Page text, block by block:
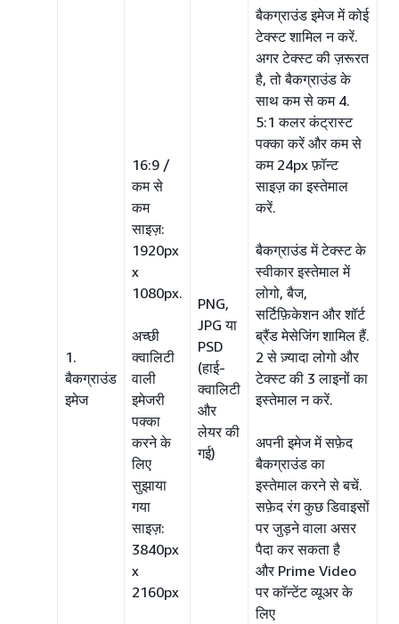
1.
बैकग्राउंड
इमेज
16:9 /
कम से
कम
साइज़:
1920px
x
1080px.
अच्छी
क्वालिटी
वाली
इमेजरी
पक्का
करने के
लिए
सुझाया
गया
साइज़:
3840px
x
2160px
PNG,
JPG या
PSD
(हाई-
क्वालिटी
और
लेयर की
गई)
बैकग्राउंड इमेज में कोई
टेक्स्ट शामिल न करें.
अगर टेक्स्ट की ज़रूरत
है, तो बैकग्राउंड के
साथ कम से कम 4.
5:1 कलर कंट्रास्ट
पक्का करें और कम से
कम 24px फ़ॉन्ट
साइज़ का इस्तेमाल
करें.
बैकग्राउंड में टेक्स्ट के
स्वीकार इस्तेमाल में
लोगो, बैज,
सर्टिफ़िकेशन और शॉर्ट
ब्रैंड मेसेजिंग शामिल हैं.
2 से ज़्यादा लोगो और
टेक्स्ट की 3 लाइनों का
इस्तेमाल न करें.
अपनी इमेज में सफ़ेद
बैकग्राउंड का
इस्तेमाल करने से बचें.
सफ़ेद रंग कुछ डिवाइसों
पर जुड़ने वाला असर
पैदा कर सकता है
और Prime Video
पर कॉन्टेंट व्यूअर के
लिए